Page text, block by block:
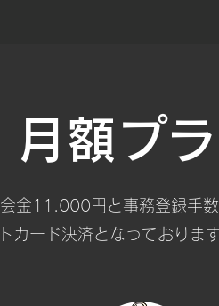
月額プ
金11.000円と事務登録手
カード決済となっておりま